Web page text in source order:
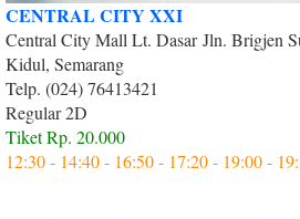
CENTRAL CITY XXI
Central City Mall Lt. Dasar Jln. Brigjen
Kidul, Semarang
Telp. (024) 76413421
Regular 2D
Tiket Rp. 20.000
12:30 - 14:40 - 16:50 - 17:20 - 19:00 -